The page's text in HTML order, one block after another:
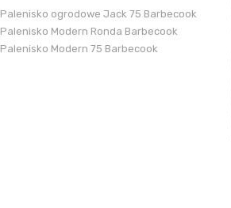
Palenisko ogrodowe Jack 75 Barbecook
Palenisko Modern Ronda Barbecook
Palenisko Modern 75 Barbecook